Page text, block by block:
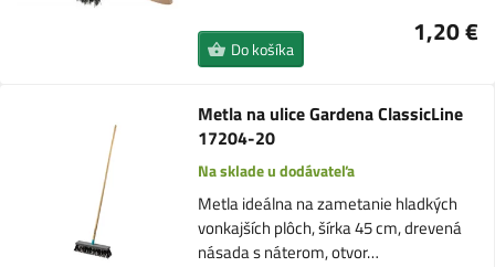
1,20 €
Do košíka
Metla na ulice Gardena ClassicLine
17204-20
Na sklade u dodávateľa
Metla ideálna na zametanie hladkých
vonkajších plôch, šírka 45 cm, drevená
násada s náterom, otvor…